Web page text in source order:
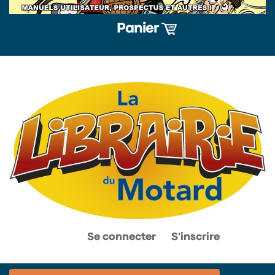
Panier
Se connecter S'inscrire